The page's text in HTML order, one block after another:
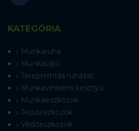
KATEGÓRIA
Munkaruha
Munkacipő
Terepmintás ruházat
Munkavédelmi kesztyű
Munkaeszközök
Jelzőeszközök
Védőeszközök